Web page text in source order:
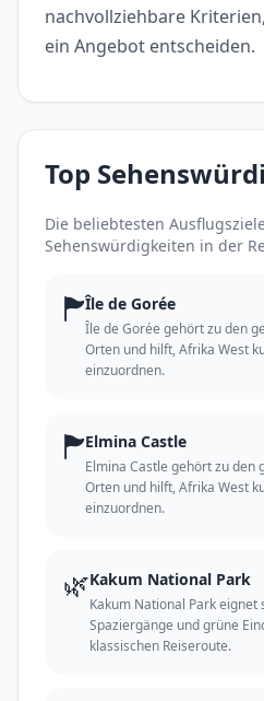
nachvollziehbare
ein Angebot entscheiden.
Top
Die beliebtesten
Sehenswürdigkeiten in der
🏲Île de Gorée
Île de Gorée gehört zu den
Orten und hilft, Afrika West
einzuordnen.
🏲Elmina Castle
Elmina Castle gehört zu den
Orten und hilft, Afrika West
einzuordnen.
🌿Kakum National Park
Kakum National Park
Spaziergänge und grüne
klassischen Reiseroute.